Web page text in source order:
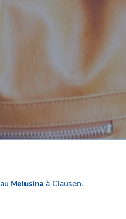
au Melusina à Clausen.